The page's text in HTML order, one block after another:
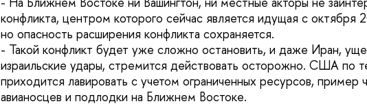
конфликта, центром которого сейчас является идущая с октября
но опасность расширения конфликта сохраняется.
- Такой конфликт будет уже сложно остановить, и даже Иран,
израильские удары, стремится действовать осторожно. США по
приходится лавировать с учетом ограниченных ресурсов,
авианосцев и подлодки на Ближнем Востоке.